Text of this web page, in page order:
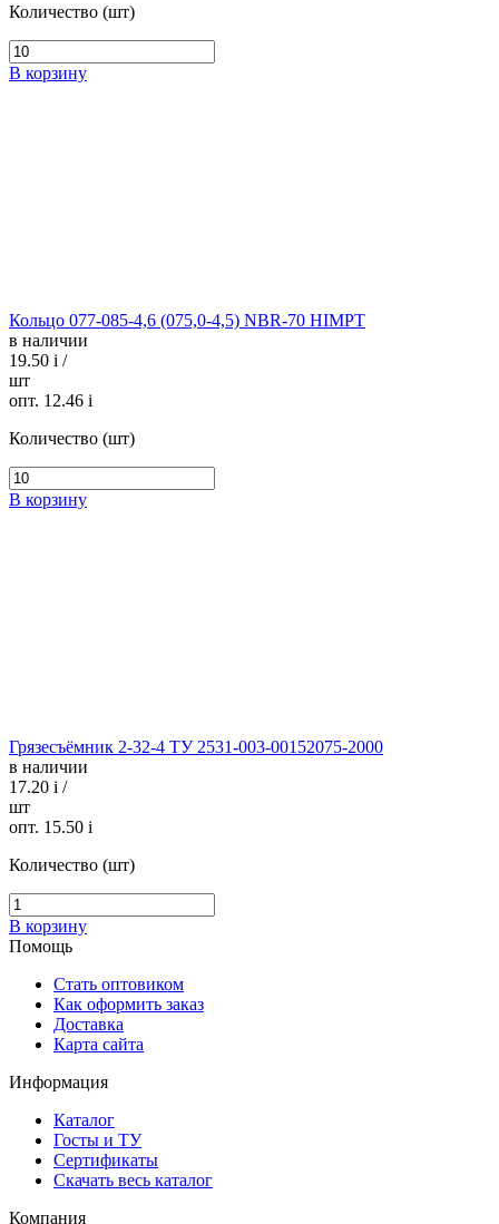
Количество (шт)
В корзину
Кольцо 077-085-4,6 (075,0-4,5) NBR-70 HIMPT
в наличии
19.50 i /
шт
опт. 12.46 i
Количество (шт)
В корзину
Грязесъёмник 2-32-4 ТУ 2531-003-00152075-2000
в наличии
17.20 i /
шт
опт. 15.50 i
Количество (шт)
В корзину
Помощь
Стать оптовиком
Как оформить заказ
Доставка
Карта сайта
Информация
Каталог
Госты и ТУ
Сертификаты
Скачать весь каталог
Компания